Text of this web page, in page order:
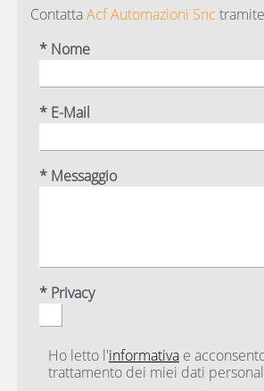
ContattaAcf Automazioni Snc
* Nome
* E-Mail
* Messaggio
* Privacy
Ho letto l'informativae
trattamento dei miei dati